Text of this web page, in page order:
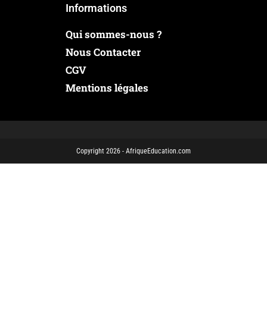
Informations
Qui sommes-nous ?
Nous Contacter
CGV
Mentions légales
Copyright 2026 - AfriqueEducation.com